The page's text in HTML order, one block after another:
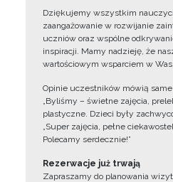
Dziękujemy wszystkim
zaangażowanie w rozwijanie
uczniów oraz wspólne
inspiracji. Mamy nadzieję, że
wartościowym wsparciem w
Opinie uczestników mówią
„Byliśmy – świetne zajęcia,
plastyczne. Dzieci były
„Super zajęcia, pełne
Polecamy serdecznie!”
Rezerwacje już trwają
Zapraszamy do planowania